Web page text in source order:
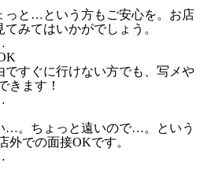
っと…という方もご安心を。お店
みてはいかがでしょう。
ですぐに行けない方でも、写メや
きます！
…。ちょっと遠いので…。という
外での面接OKです。